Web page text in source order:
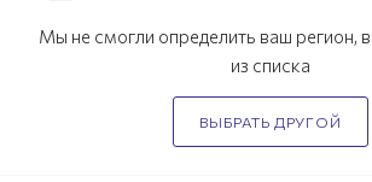
Мы не смогли определить ваш регион,
из списка
ВЫБРАТЬ ДРУГОЙ